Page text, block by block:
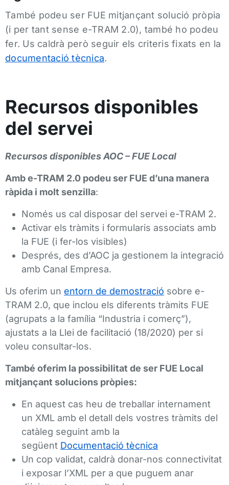
També podeu ser FUE mitjançant solució pròpia
(i per tant sense e-TRAM 2.0), també ho podeu
fer. Us caldrà però seguir els criteris fixats en la
documentació tècnica.
Recursos disponibles
del servei
Recursos disponibles AOC – FUE Local
Amb e-TRAM 2.0 podeu ser FUE d’una manera
ràpida i molt senzilla:
Només us cal disposar del servei e-TRAM 2.
Activar els tràmits i formularis associats amb
la FUE (i fer-los visibles)
Després, des d’AOC ja gestionem la integració
amb Canal Empresa.
Us oferim un entorn de demostració sobre e-
TRAM 2.0, que inclou els diferents tràmits FUE
(agrupats a la família “Industria i comerç”),
ajustats a la Llei de facilitació (18/2020) per si
voleu consultar-los.
També oferim la possibilitat de ser FUE Local
mitjançant solucions pròpies:
En aquest cas heu de treballar internament
un XML amb el detall dels vostres tràmits del
catàleg seguint amb la
següent Documentació tècnica
Un cop validat, caldrà donar-nos connectivitat
i exposar l’XML per a que puguem anar